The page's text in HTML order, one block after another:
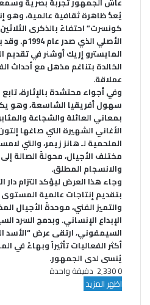
يُعدُّ ظاهرة ثقافية عالمية، وهو
كونسرت” احتفاءً بالذكرى
الأصلي الذي
المايسترو إريك أوشنر في
الخالدة بتناغم مذهل مع أحداث
عملاقة.
وفي أجواء محتشدة بالإثارة،
سهول أفريقيا الشاسعة، وهو
بمعاني العائلة والشجاعة
الأغاني الشهيرة التي صاغها
الملحمية لـ هانز زيمر، والتي
مختلف الأجيال، محولةً الصالة
والانسجام المطلق.
وجاء هذا العرض ليؤكد التزام دار
بتقديم إنتاجات عالمية المستوى
والتميز الفني، موحدةً الأجيال
الإبداع الإنساني. وبدمج السرد
السيمفوني، ارتقى عرض “الأسد
أكثر الفعاليات تأثيراً وبهاءً في
يُنسى لدى الجمهور.
0
دقيقة واحدة
اظهر المزيد